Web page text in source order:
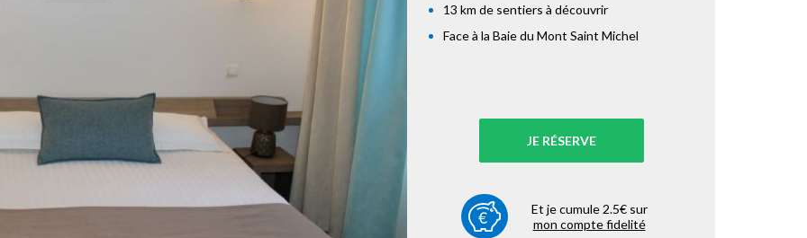
13 km de sentiers à découvrir
Face à la Baie du Mont Saint Michel
JE RÉSERVE
Et je cumule 2.5€ sur
mon compte fidelité